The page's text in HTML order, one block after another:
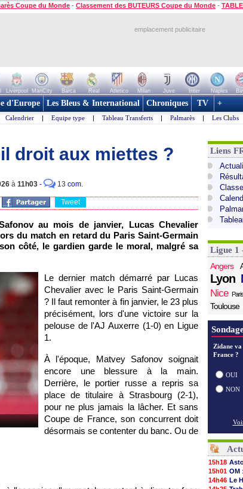
Coupe du Monde - Classement des BUTEURS Coupe du Monde -
emplacement publicitaire
Liverpool ManCity Barca Real Atletico Milan Juve Inter Naples
d'Europe Les Bleus & International Chroniques TV +
Calendrier | Equipe type | Tableau Transferts | Palmarès | Les Clubs
droit aux miettes ?
à 11h03 - 13 com.
Tweet
au mois de janvier, Lucas Chevalier
du match en retard du Paris Saint-Germain
côté, le gardien garde le moral, malgré sa
Le dernier match démarré par Lucas
Chevalier avec le Paris Saint-Germain
? Il faut remonter à fin janvier, le 23 plus
précisément, lors d'une victoire sur la
pelouse de l'AJ Auxerre (1-0) en Ligue
1.
À l'époque, Matvey Safonov soignait
encore une blessure à la main.
Derrière, le portier russe a repris sa
place de titulaire à Strasbourg (2-1),
pour ne plus jamais la lâcher. Et sans
Coupe de France, son concurrent doit
désormais se contenter du banc. Ou de
Liens
Ligue 1
Angers
Lyon
Nice
Toulouse
Zidane va
France ?
OUI
NON
15h18
15h01 OM
14h46 Le